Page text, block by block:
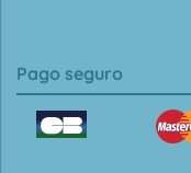
Pago seguro